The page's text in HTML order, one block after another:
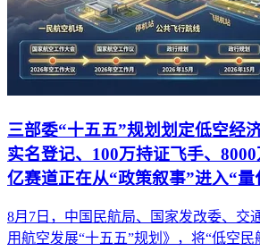
三部委“十五五”规划划定低空经
实名登记、100万持证飞手、
亿赛道正在从“政策叙事”进入“量
8月7日，中国民航局、国家发改委、交
用航空发展“十五五”规划》，将“低空民